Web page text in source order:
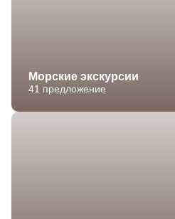
Морские экскурсии
41 предложение